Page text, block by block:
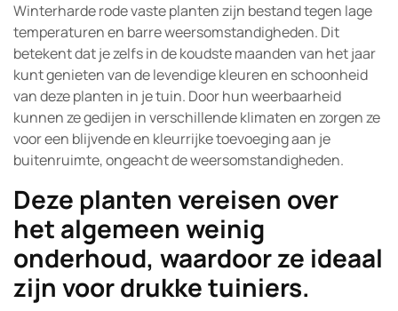
Winterharde rode vaste planten zijn bestand tegen lage
temperaturen en barre weersomstandigheden. Dit
betekent dat je zelfs in de koudste maanden van het jaar
kunt genieten van de levendige kleuren en schoonheid
van deze planten in je tuin. Door hun weerbaarheid
kunnen ze gedijen in verschillende klimaten en zorgen ze
voor een blijvende en kleurrijke toevoeging aan je
buitenruimte, ongeacht de weersomstandigheden.
Deze planten vereisen over
het algemeen weinig
onderhoud, waardoor ze ideaal
zijn voor drukke tuiniers.